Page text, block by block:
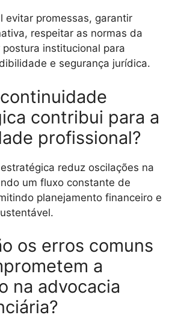
evitar promessas, garantir
respeitar as normas da
postura institucional para
e segurança jurídica.
contribui para a
profissional?
reduz oscilações na
um fluxo constante de
planejamento financeiro e
os erros comuns
a
na advocacia